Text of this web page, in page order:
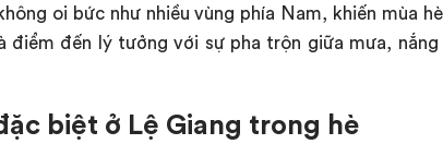
oi bức như nhiều vùng phía Nam, khiến mùa
điểm đến lý tưởng với sự pha trộn giữa mưa, nắng
biệt ở Lệ Giang trong hè